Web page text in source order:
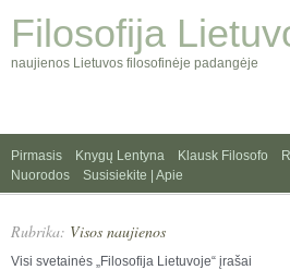
Filosofija
naujienos Lietuvos filosofinėje padangėje
Pirmasis Knygų Lentyna Klausk Filosofo
Nuorodos
Susisiekite | Apie
Rubrika: Visos naujienos
Visi svetainės „Filosofija Lietuvoje“ įrašai